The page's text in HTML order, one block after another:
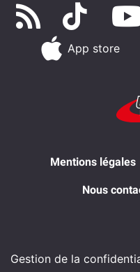
App store
Mentions légales
Nous
Gestion de la